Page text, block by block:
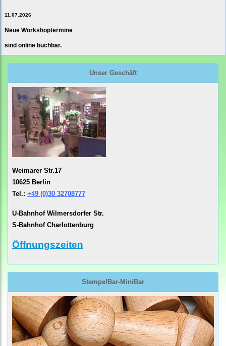
11.07.2026
Neue Workshoptermine
sind online buchbar.
Unser Geschäft
Weimarer Str.17
10625 Berlin
Tel.: +49 (0)30 32708777
U-Bahnhof Wilmersdorfer Str.
S-Bahnhof Charlottenburg
Öffnungszeiten
StempelBar-MiniBar